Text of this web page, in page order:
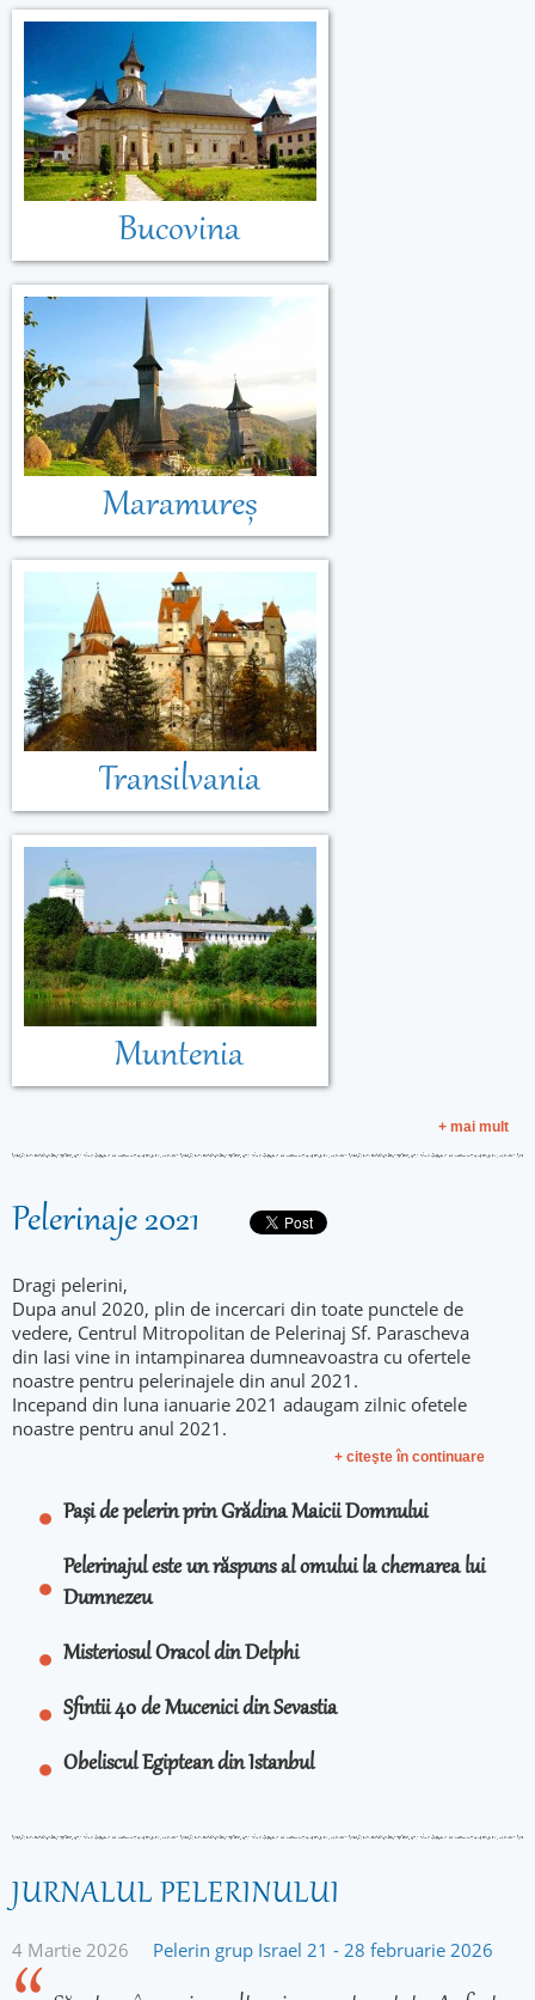
Bucovina
Maramureș
Transilvania
Muntenia
+ mai mult
Pelerinaje 2021
Dragi pelerini,
Dupa anul 2020, plin de incercari din toate punctele de
vedere, Centrul Mitropolitan de Pelerinaj Sf. Parascheva
din Iasi vine in intampinarea dumneavoastra cu ofertele
noastre pentru pelerinajele din anul 2021.
Incepand din luna ianuarie 2021 adaugam zilnic ofetele
noastre pentru anul 2021.
+ citeşte în continuare
Pași de pelerin prin Grădina Maicii Domnului
Pelerinajul este un răspuns al omului la chemarea lui
Dumnezeu
Misteriosul Oracol din Delphi
Sfintii 40 de Mucenici din Sevastia
Obeliscul Egiptean din Istanbul
JURNALUL PELERINULUI
4 Martie 2026 Pelerin grup Israel 21 - 28 februarie 2026